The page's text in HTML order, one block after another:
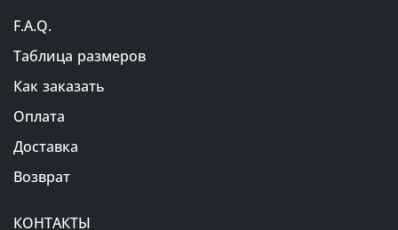
F.A.Q.
Таблица размеров
Как заказать
Оплата
Доставка
Возврат
КОНТАКТЫ